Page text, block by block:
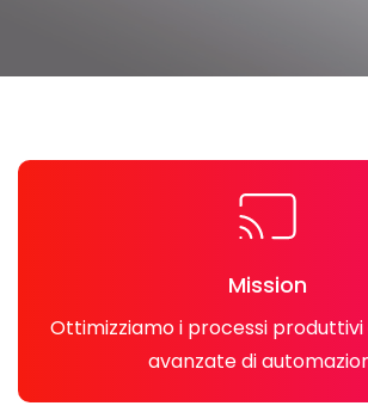
Mission
Ottimizziamo i processi produttivi
avanzate di